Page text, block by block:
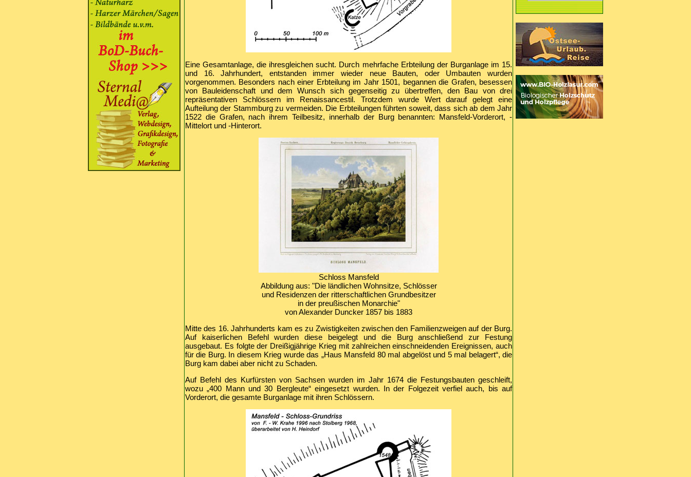
Eine Gesamtanlage, die ihresgleichen sucht. Durch mehrfache Erbteilung der Burganlage im 15.
und 16. Jahrhundert, entstanden immer wieder neue Bauten, oder Umbauten wurden
vorgenommen. Besonders nach einer Erbteilung im Jahr 1501, begannen die Grafen, besessen
von Bauleidenschaft und dem Wunsch sich gegenseitig zu übertreffen, den Bau von drei
repräsentativen Schlössern im Renaissancestil. Trotzdem wurde Wert darauf gelegt eine
Aufteilung der Stammburg zu vermeiden. Die Erbteilungen führten soweit, dass sich ab dem Jahr
1522 die Grafen, nach ihrem Teilbesitz, innerhalb der Burg benannten: Mansfeld-Vorderort, -
Mittelort und -Hinterort.
Schloss Mansfeld
Abbildung aus: "Die ländlichen Wohnsitze, Schlösser
und Residenzen der ritterschaftlichen Grundbesitzer
in der preußischen Monarchie"
von Alexander Duncker 1857 bis 1883
Mitte des 16. Jahrhunderts kam es zu Zwistigkeiten zwischen den Familienzweigen auf der Burg.
Auf kaiserlichen Befehl wurden diese beigelegt und die Burg anschließend zur Festung
ausgebaut. Es folgte der Dreißigjährige Krieg mit zahlreichen einschneidenden Ereignissen, auch
für die Burg. In diesem Krieg wurde das „Haus Mansfeld 80 mal abgelöst und 5 mal belagert“, die
Burg kam dabei aber nicht zu Schaden.
Auf Befehl des Kurfürsten von Sachsen wurden im Jahr 1674 die Festungsbauten geschleift,
wozu „400 Mann und 30 Bergleute“ eingesetzt wurden. In der Folgezeit verfiel auch, bis auf
Vorderort, die gesamte Burganlage mit ihren Schlössern.